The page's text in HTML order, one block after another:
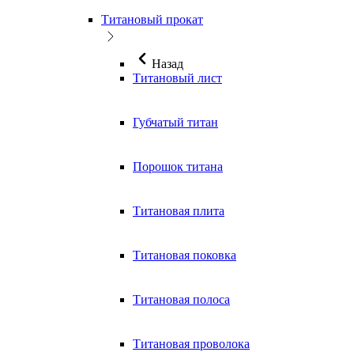
Титановый прокат
Назад
Титановый лист
Губчатый титан
Порошок титана
Титановая плита
Титановая поковка
Титановая полоса
Титановая проволока